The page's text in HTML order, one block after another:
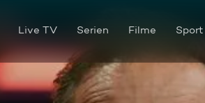
Live TV Serien Filme Sport